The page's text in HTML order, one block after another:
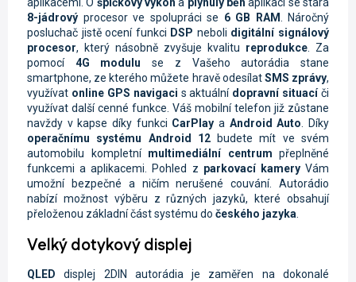
8-jádrový procesor ve spolupráci se 6 GB RAM
. Náročný
posluchač jistě ocení funkci DSP neboli digitální signálový
procesor, který násobně zvyšuje kvalitu reprodukce . Za
pomocí 4G modulu se z Vašeho autorádia stane
smartphone, ze kterého můžete hravě odesílatSMS zprávy,
využívat online GPS navigaci s aktuální dopravní situacíči
využívat další cenné funkce. Váš mobilní telefon již zůstane
navždy v kapse díky funkci CarPlay a Android Auto . Díky
operačnímu systému Android 12budete mít ve svém
automobilu kompletní multimediální centrum přeplněné
funkcemi a aplikacemi. Pohled z parkovací kameryVám
umožní bezpečné a ničím nerušené couvání. Autorádio
nabízí možnost výběru z různých jazyků, které obsahují
přeloženou základní část systému do českého jazyka
Velký dotykový displej
QLEDdisplej
2DIN autorádia je zaměřen na dokonalé